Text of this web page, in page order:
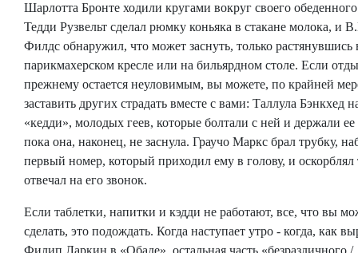
Шарлотта Бронте ходили кругами вокруг своего обеденного
Тедди Рузвельт сделал рюмку коньяка в стакане молока, и
Филдс обнаружил, что может заснуть, только растянувшись
парикмахерском кресле или на бильярдном столе. Если
прежнему остается неуловимым, вы можете, по крайней
заставить других страдать вместе с вами: Таллула Бэнкхед
«кедди», молодых геев, которые болтали с ней и держали ее
пока она, наконец, не заснула. Граучо Маркс брал трубку,
первый номер, который приходил ему в голову, и оскорблял
отвечал на его звонок.
Если таблетки, напитки и кэдди не работают, все, что вы
сделать, это подождать. Когда наступает утро - когда, как